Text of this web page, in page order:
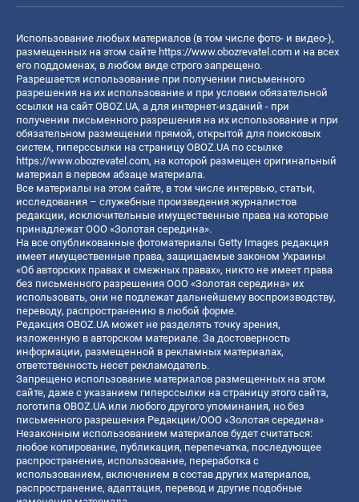
Использование любых материалов (в том числе фото- и видео-),
размещенных на этом сайте https://www.obozrevatel.com и на всех
его поддоменах, в любом виде строго запрещено.
Разрешается использование при получении письменного
разрешения на их использование и при условии обязательной
ссылки на сайт OBOZ.UA, а для интернет-изданий - при
получении письменного разрешения на их использование и при
обязательном размещении прямой, открытой для поисковых
систем, гиперссылки на страницу OBOZ.UA по ссылке
https://www.obozrevatel.com, на которой размещен оригинальный
материал в первом абзаце материала.
Все материалы на этом сайте, в том числе интервью, статьи,
исследования – служебные произведения журналистов
редакции, исключительные имущественные права на которые
принадлежат ООО «Золотая середина».
На все опубликованные фотоматериалы Getty Images редакция
имеет имущественные права, защищаемые законом Украины
«Об авторских правах и смежных правах», никто не имеет права
без письменного разрешения ООО «Золотая середина» их
использовать, они не подлежат дальнейшему воспроизводству,
переводу, распространению в любой форме.
Редакция OBOZ.UA может не разделять точку зрения,
изложенную в авторском материале. За достоверность
информации, размещенной в рекламных материалах,
ответственность несет рекламодатель.
Запрещено использование материалов размещенных на этом
сайте, даже с указанием гиперссылки на страницу этого сайта,
логотипа OBOZ.UA или любого другого упоминания, но без
письменного разрешения Редакции/ООО «Золотая середина»
Незаконным использованием материалов будет считаться:
любое копирование, публикация, перепечатка, последующее
распространение, использование, переработка с
использованием, включением в состав других материалов,
распространение, адаптация, перевод и другие подобные